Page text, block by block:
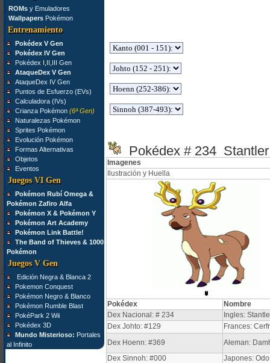
ROMsy Emuladores
WallpapersPokémon
Entrenamiento
Pokédex V Gen
Pokédex IV Gen
Pokédex I,II,III Gen
AtaqueDex V Gen
AtaqueDex IV Gen
Puntos de Esfuerzo (EVs)
Calculadora (IVs)
Crianza Pokémon (6ª Gen)
Naturalezas Pokémon
Sprites Pokémon
Evolución Pokémon
Formas Alternativas
Objetos
Eventos
Juegos VI Gen
Pokémon Rubí Omega &
Pokémon Zafiro Alfa
Pokémon X & Pokémon Y
Pokémon Art Academy
Pokémon Link Battle!
The Band of Thieves & 1000
Pokémon
Juegos V Gen
Edición Negra & Blanca 2
Pokemon Conquest
Pokémon Negro & Blanco
Pokémon Rumble Blast
PokéPark 2 Wii
Pokédex 3D
Mundo Misterioso: Portales
al Infinito
Pokédex # 234 Stantler
Imagenes
Ilustración y Huella
Pokédex
Nombre
Dex Nacional: # 234
Ingles:
Dex Johto: #129
Frances:
Dex Hoenn: #369
Aleman:
Dex Sinnoh: #000
Japones: